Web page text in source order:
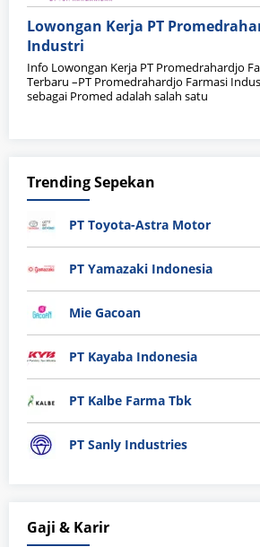
Lowongan Kerja PT
Industri
Info Lowongan Kerja PT Promedrahardjo
Terbaru –PT Promedrahardjo Farmasi
sebagai Promed adalah salah satu
Trending Sepekan
PT Toyota-Astra Motor
PT Yamazaki Indonesia
Mie Gacoan
PT Kayaba Indonesia
PT Kalbe Farma Tbk
PT Sanly Industries
Gaji & Karir